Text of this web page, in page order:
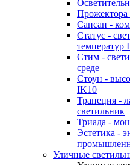
Прожектора
Сапсан -
Статус -
температур
Стим -
среде
Стоун -
IK10
Трапеция -
светильник
Триада -
Эстетика -
Уличные